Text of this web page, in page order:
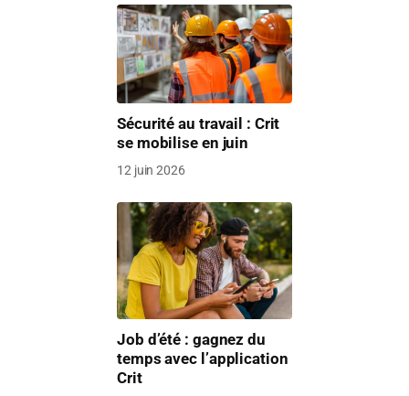
Sécurité au travail : Crit
se mobilise en juin
12 juin 2026
Job d’été : gagnez du
temps avec l’application
Crit